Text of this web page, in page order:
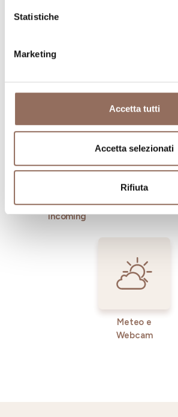
Statistiche
Marketing
Accetta tutti
Accetta selezionati
Rifiuta
Dove dormire
Operatori
Incoming
Meteo e
Webcam